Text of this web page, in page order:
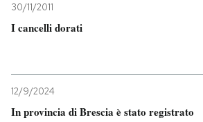
30/11/2011
I cancelli dorati
12/9/2024
In provincia di Brescia è stato registrato